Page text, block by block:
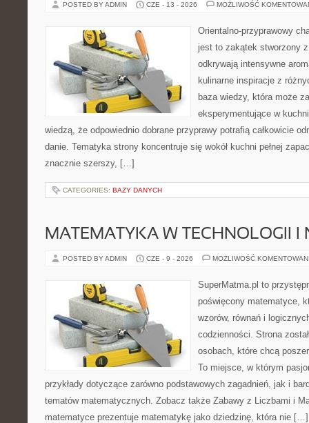
POSTED BY ADMIN CZE - 13 - 2026 MOŻLIWOŚĆ
Orientalno-przyprawowy
jest to zakątek stworzony
odkrywają intensywne
kulinarne inspiracje z
baza wiedzy, która może
eksperymentujące w
wiedzą, że odpowiednio dobrane przyprawy potrafią całkowicie
danie. Tematyka strony koncentruje się wokół kuchni pełnej
znacznie szerszy, […]
CATEGORIES: BAZY DANYCH
MATEMATYKA W TECHNOLOGII I
POSTED BY ADMIN CZE - 9 - 2026 MOŻLIWOŚĆ
SuperMatma.pl to
poświęcony matematyce,
wzorów, równań i
codzienności. Strona
osobach, które chcą
To miejsce, w którym
przykłady dotyczące zarówno podstawowych zagadnień, jak i
tematów matematycznych. Zobacz także Zabawy z Liczbami i
matematyce prezentuje matematykę jako dziedzinę, która nie […]